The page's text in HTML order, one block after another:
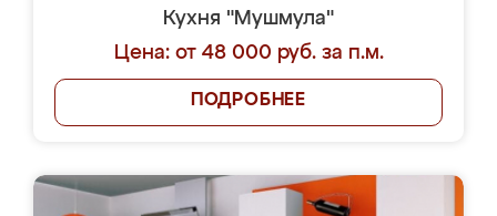
Кухня "Мушмула"
Цена: от 48 000 руб. за п.м.
ПОДРОБНЕЕ